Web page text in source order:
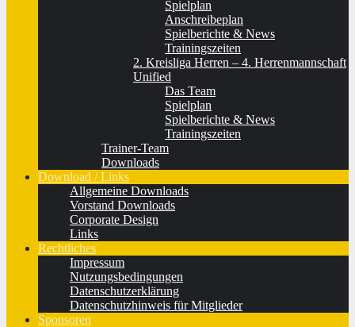
Spielplan
Anschreibeplan
Spielberichte & News
Trainingszeiten
2. Kreisliga Herren – 4. Herrenmannschaft
Unified
Das Team
Spielplan
Spielberichte & News
Trainingszeiten
Trainer-Team
Downloads
Download / Links
Allgemeine Downloads
Vorstand Downloads
Corporate Design
Links
Rechtliches
Impressum
Nutzungsbedingungen
Datenschutzerklärung
Datenschutzhinweis für Mitglieder
Sponsoren